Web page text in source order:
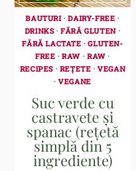
BAUTURI·DAIRY-FREE ·
DRINKS·FĂRĂ GLUTEN·
FĂRĂ LACTATE ·GLUTEN-
FREE ·RAW · RAW ·
RECIPES· REȚETE ·VEGAN
·VEGANE
Suc verde cu
castravete și
spanac (rețetă
simplă din 5
ingrediente)